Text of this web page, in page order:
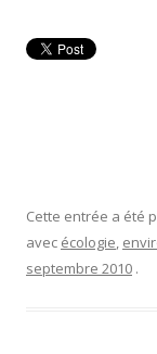
Cette entrée a été
avec écologie,
septembre 2010 .